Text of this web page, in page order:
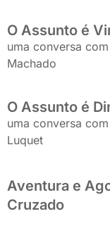
O Assunto é
uma conversa
Machado
O Assunto é
uma conversa
Luquet
Aventura e
Cruzado